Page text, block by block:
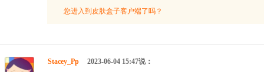
您进入到皮肤盒子客户端了吗？
Stacey_Pp 2023-06-04 15:47说：